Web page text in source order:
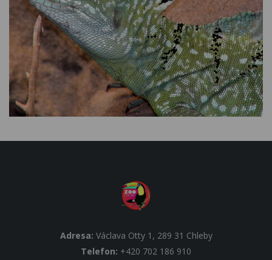
Adresa: Václava Otty 1, 289 31 Chleby
Telefon: +420 702 186 910